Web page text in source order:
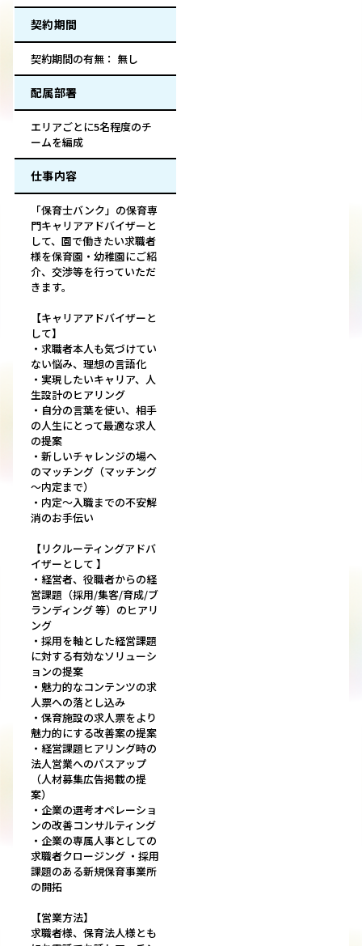
契約期間
契約期間の有無： 無し
配属部署
エリアごとに5名程度のチ
ームを編成
仕事内容
「保育士バンク」の保育専
門キャリアアドバイザーと
して、園で働きたい求職者
様を保育園・幼稚園にご紹
介、交渉等を行っていただ
きます。
【キャリアアドバイザーと
して】
・求職者本人も気づけてい
ない悩み、理想の言語化
・実現したいキャリア、人
生設計のヒアリング
・自分の言葉を使い、相手
の人生にとって最適な求人
の提案
・新しいチャレンジの場へ
のマッチング（マッチング
～内定まで）
・内定～入職までの不安解
消のお手伝い
【リクルーティングアドバ
イザーとして 】
・経営者、役職者からの経
営課題（採用/集客/育成/ブ
ランディング 等）のヒアリ
ング
・採用を軸とした経営課題
に対する有効なソリューシ
ョンの提案
・魅力的なコンテンツの求
人票への落とし込み
・保育施設の求人票をより
魅力的にする改善案の提案
・経営課題ヒアリング時の
法人営業へのパスアップ
（人材募集広告掲載の提
案）
・企業の選考オペレーショ
ンの改善コンサルティング
・企業の専属人事としての
求職者クロージング ・採用
課題のある新規保育事業所
の開拓
【営業方法】
求職者様、保育法人様とも